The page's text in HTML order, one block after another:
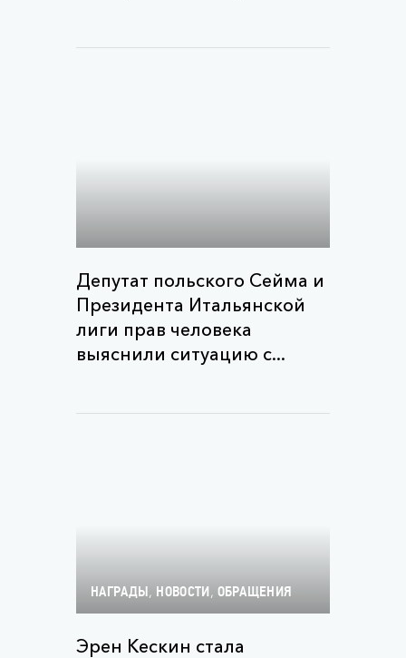
Депутат польского Сейма и
Президента Итальянской
лиги прав человека
выяснили ситуацию с...
НАГРАДЫ , НОВОСТИ , ОБРАЩЕНИЯ
Эрен Кескин стала